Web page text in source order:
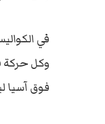
في
وكل حركة
فوق